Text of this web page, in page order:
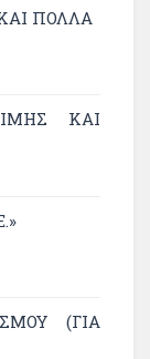
ΠΟΛΛΆ
ΚΑΙ
(ΓΙΑ